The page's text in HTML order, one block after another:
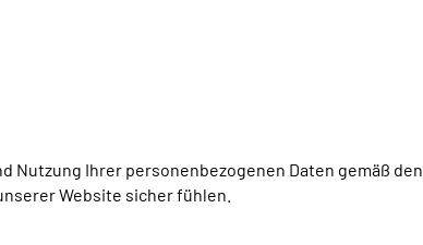
Nutzung Ihrer personenbezogenen Daten gemäß den
Website sicher fühlen.